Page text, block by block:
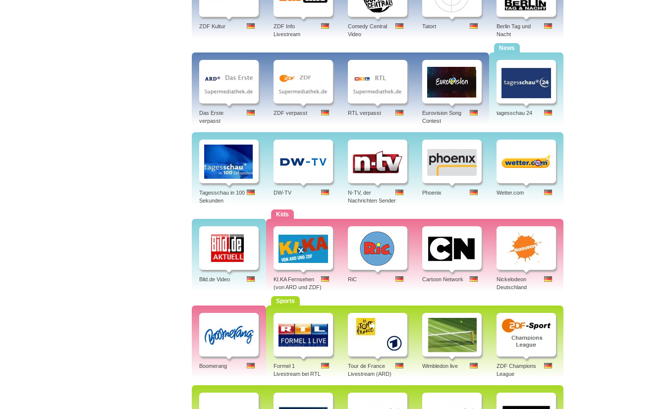
ZDF Kultur
ZDF Info
Livestream
Comedy Central
Video
Tatort
Berlin Tag und
Nacht
Das Erste
verpasst
ZDF verpasst RTL verpasst
Eurovision Song
Contest
News
tagesschau 24
Tagesschau in 100
Sekunden
DW-TV
N-TV, der
Nachrichten Sender
Phoenix Wetter.com
Bild.de Video
Kids
KI.KA Fernsehen
(von ARD und ZDF)
RiC Cartoon Network
Nickelodeon
Deutschland
Boomerang
Sports
Formel 1
Livestream bei RTL
Tour de France
Livestream (ARD)
Wimbledon live
ZDF Champions
League